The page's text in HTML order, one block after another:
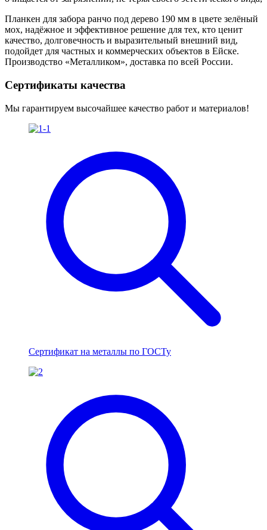
Планкен для забора ранчо под дерево 190 мм в цвете зелёный
мох, надёжное и эффективное решение для тех, кто ценит
качество, долговечность и выразительный внешний вид,
подойдет для частных и коммерческих объектов в Ейске.
Производство «Металликом», доставка по всей России.
Сертификаты качества
Мы гарантируем высочайшее качество работ и материалов!
Сертификат на металлы по ГОСТу